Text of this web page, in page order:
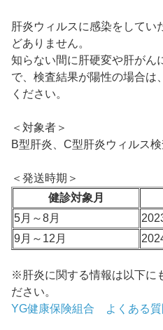
肝炎ウィルスに感染をしてい
どありません。
知らない間に肝硬変や肝がん
で、検査結果が陽性の場合は
ください。
＜対象者＞
B型肝炎、C型肝炎ウィルス検
＜発送時期＞
健診対象月
5月～8月
9月～12月
※肝炎に関する情報は以下に
ださい。
YG健康保険組合 よくある質